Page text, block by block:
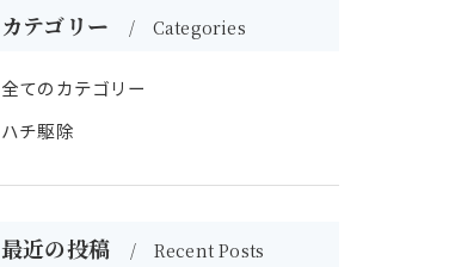
カテゴリー Categories
全てのカテゴリー
ハチ駆除
最近の投稿 Recent Posts